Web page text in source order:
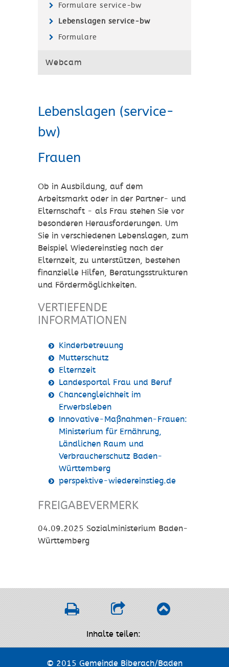
Formulare service-bw
Lebenslagen service-bw
Formulare
Webcam
Lebenslagen (service-
bw)
Frauen
Ob in Ausbildung, auf dem
Arbeitsmarkt oder in der Partner- und
Elternschaft - als Frau stehen Sie vor
besonderen Herausforderungen. Um
Sie in verschiedenen Lebenslagen, zum
Beispiel Wiedereinstieg nach der
Elternzeit, zu unterstützen, bestehen
finanzielle Hilfen, Beratungsstrukturen
und Fördermöglichkeiten.
VERTIEFENDE
INFORMATIONEN
Kinderbetreuung
Mutterschutz
Elternzeit
Landesportal Frau und Beruf
Chancengleichheit im
Erwerbsleben
Innovative-Maßnahmen-Frauen:
Ministerium für Ernährung,
Ländlichen Raum und
Verbraucherschutz Baden-
Württemberg
perspektive-wiedereinstieg.de
FREIGABEVERMERK
04.09.2025 Sozialministerium Baden-
Württemberg
Inhalte teilen:
© 2015 Gemeinde Biberach/Baden